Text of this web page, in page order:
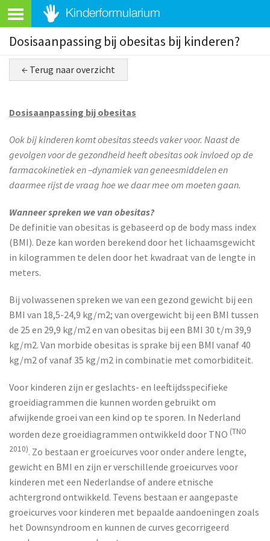
Dosisaanpassing bij obesitas bij kinderen?
← Terug naar overzicht
Dosisaanpassing bij obesitas
Ook bij kinderen komt obesitas steeds vaker voor. Naast de
gevolgen voor de gezondheid heeft obesitas ook invloed op de
farmacokinetiek en –dynamiek van geneesmiddelen en
daarmee rijst de vraag hoe we daar mee om moeten gaan.
Wanneer spreken we van obesitas?
De definitie van obesitas is gebaseerd op de body mass index
(BMI). Deze kan worden berekend door het lichaamsgewicht
in kilogrammen te delen door het kwadraat van de lengte in
meters.
Bij volwassenen spreken we van een gezond gewicht bij een
BMI van 18,5-24,9 kg/m2; van overgewicht bij een BMI tussen
de 25 en 29,9 kg/m2 en van obesitas bij een BMI 30 t/m 39,9
kg/m2. Van morbide obesitas is sprake bij een BMI vanaf 40
kg/m2 of vanaf 35 kg/m2 in combinatie met comorbiditeit.
Voor kinderen zijn er geslachts- en leeftijdsspecifieke
groeidiagrammen die kunnen worden gebruikt om
afwijkende groei van een kind op te sporen. In Nederland
worden deze groeidiagrammen ontwikkeld door TNO (TNO
2010). Zo bestaan er groeicurves voor onder andere lengte,
gewicht en BMI en zijn er verschillende groeicurves voor
kinderen met een Nederlandse of andere etnische
achtergrond ontwikkeld. Tevens bestaan er aangepaste
groeicurves voor kinderen met bepaalde aandoeningen zoals
het Downsyndroom en kunnen de curves gecorrigeerd